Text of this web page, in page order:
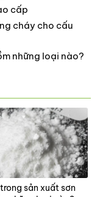
cấp
cháy cho cấu
những loại nào?
sản xuất sơn